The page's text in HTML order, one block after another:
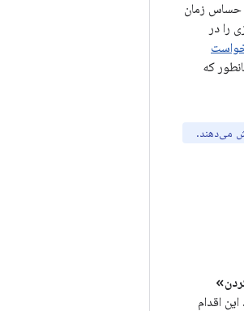
حساس زمان
را در
که
می‌دهند.
اقدام